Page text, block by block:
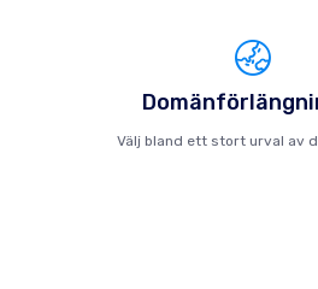
Välj bland ett stort urval av